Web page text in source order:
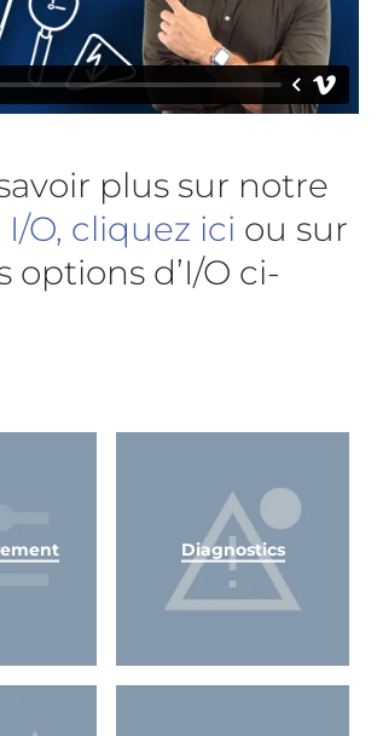
plus sur notre
I/O, cliquez ici ou sur
options d’I/O ci-
Diagnostics